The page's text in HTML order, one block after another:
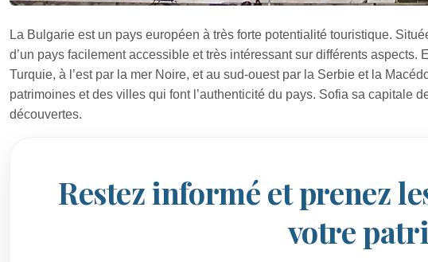
La Bulgarie est un pays européen à très forte potentialité touristique.
d’un pays facilement accessible et très intéressant sur différents
Turquie, à l’est par la mer Noire, et au sud-ouest par la Serbie et la
patrimoines et des villes qui font l’authenticité du pays. Sofia sa capitale
découvertes.
Restez informé et prenez
votre